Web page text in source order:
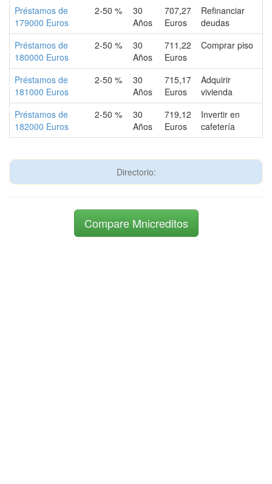
Préstamos de
179000 Euros
2-50 %
30
Años
707,27
Euros
Refinanciar
deudas
Préstamos de
180000 Euros
2-50 %
30
Años
711,22
Euros
Comprar piso
Préstamos de
181000 Euros
2-50 %
30
Años
715,17
Euros
Adquirir
vivienda
Préstamos de
182000 Euros
2-50 %
30
Años
719,12
Euros
Invertir en
cafetería
Directorio:
Compare Mnicreditos